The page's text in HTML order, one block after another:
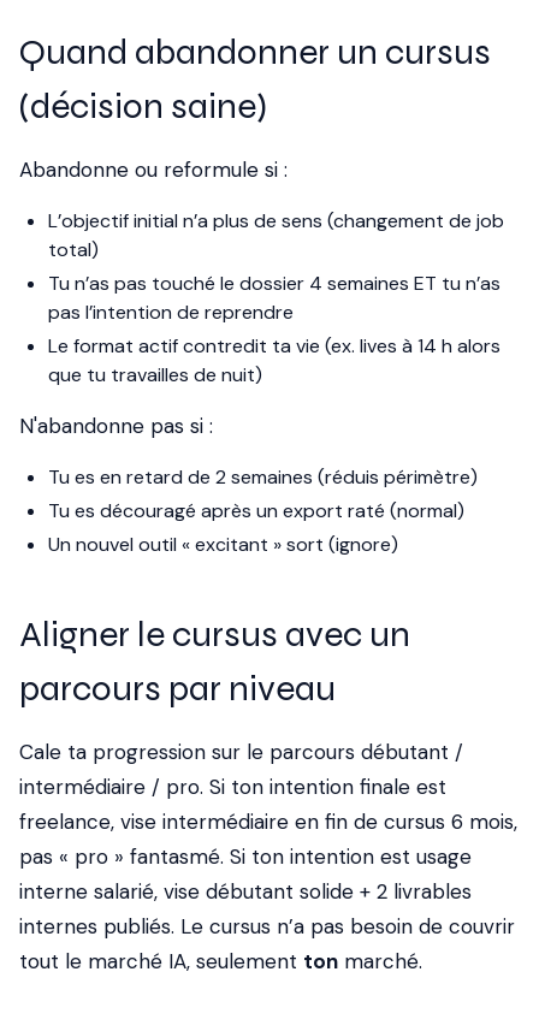
Quand abandonner un cursus
(décision saine)
Abandonne ou reformule si :
L’objectif initial n’a plus de sens (changement de job
total)
Tu n’as pas touché le dossier 4 semaines ET tu n’as
pas l’intention de reprendre
Le format actif contredit ta vie (ex. lives à 14 h alors
que tu travailles de nuit)
N'abandonne pas si :
Tu es en retard de 2 semaines (réduis périmètre)
Tu es découragé après un export raté (normal)
Un nouvel outil « excitant » sort (ignore)
Aligner le cursus avec un
parcours par niveau
Cale ta progression sur le parcours débutant /
intermédiaire / pro. Si ton intention finale est
freelance, vise intermédiaire en fin de cursus 6 mois,
pas « pro » fantasmé. Si ton intention est usage
interne salarié, vise débutant solide + 2 livrables
internes publiés. Le cursus n’a pas besoin de couvrir
tout le marché IA, seulement ton marché.